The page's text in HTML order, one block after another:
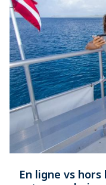
En ligne vs